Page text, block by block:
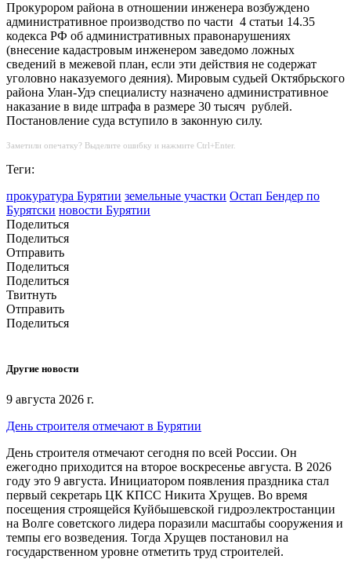
Прокурором района в отношении инженера возбуждено
административное производство по части 4 статьи 14.35
кодекса РФ об административных правонарушениях
(внесение кадастровым инженером заведомо ложных
сведений в межевой план, если эти действия не содержат
уголовно наказуемого деяния). Мировым судьей Октябрьского
района Улан-Удэ специалисту назначено административное
наказание в виде штрафа в размере 30 тысяч рублей.
Постановление суда вступило в законную силу.
Заметили опечатку? Выделите ошибку и нажмите Ctrl+Enter.
Теги:
прокуратура Бурятии земельные участки Остап Бендер по
Бурятски новости Бурятии
Поделиться
Поделиться
Отправить
Поделиться
Поделиться
Твитнуть
Отправить
Поделиться
Другие новости
9 августа 2026 г.
День строителя отмечают в Бурятии
День строителя отмечают сегодня по всей России. Он
ежегодно приходится на второе воскресенье августа. В 2026
году это 9 августа. Инициатором появления праздника стал
первый секретарь ЦК КПСС Никита Хрущев. Во время
посещения строящейся Куйбышевской гидроэлектростанции
на Волге советского лидера поразили масштабы сооружения и
темпы его возведения. Тогда Хрущев постановил на
государственном уровне отметить труд строителей.